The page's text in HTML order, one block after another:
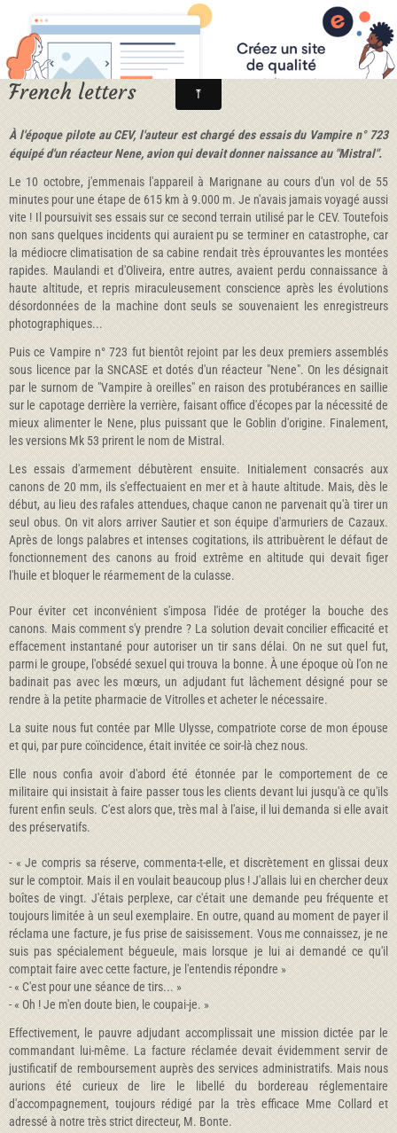
French letters
À l'époque pilote au CEV, l'auteur est chargé des essais du Vampire n° 723
équipé d'un réacteur Nene, avion qui devait donner naissance au "Mistral".
Le 10 octobre, j'emmenais l'appareil à Marignane au cours d'un vol de 55
minutes pour une étape de 615 km à 9.000 m. Je n'avais jamais voyagé aussi
vite ! Il poursuivit ses essais sur ce second terrain utilisé par le CEV. Toutefois
non sans quelques incidents qui auraient pu se terminer en catastrophe, car
la médiocre climatisation de sa cabine rendait très éprouvantes les montées
rapides. Maulandi et d'Oliveira, entre autres, avaient perdu connaissance à
haute altitude, et repris miraculeusement conscience après les évolutions
désordonnées de la machine dont seuls se souvenaient les enregistreurs
photographiques...
Puis ce Vampire n° 723 fut bientôt rejoint par les deux premiers assemblés
sous licence par la SNCASE et dotés d'un réacteur "Nene". On les désignait
par le surnom de "Vampire à oreilles" en raison des protubérances en saillie
sur le capotage derrière la verrière, faisant office d'écopes par la nécessité de
mieux alimenter le Nene, plus puissant que le Goblin d'origine. Finalement,
les versions Mk 53 prirent le nom de Mistral.
Les essais d'armement débutèrent ensuite. Initialement consacrés aux
canons de 20 mm, ils s'effectuaient en mer et à haute altitude. Mais, dès le
début, au lieu des rafales attendues, chaque canon ne parvenait qu'à tirer un
seul obus. On vit alors arriver Sautier et son équipe d'armuriers de Cazaux.
Après de longs palabres et intenses cogitations, ils attribuèrent le défaut de
fonctionnement des canons au froid extrême en altitude qui devait figer
l'huile et bloquer le réarmement de la culasse.
Pour éviter cet inconvénient s'imposa l'idée de protéger la bouche des
canons. Mais comment s'y prendre ? La solution devait concilier efficacité et
effacement instantané pour autoriser un tir sans délai. On ne sut quel fut,
parmi le groupe, l'obsédé sexuel qui trouva la bonne. À une époque où l'on ne
badinait pas avec les mœurs, un adjudant fut lâchement désigné pour se
rendre à la petite pharmacie de Vitrolles et acheter le nécessaire.
La suite nous fut contée par Mlle Ulysse, compatriote corse de mon épouse
et qui, par pure coïncidence, était invitée ce soir-là chez nous.
Elle nous confia avoir d'abord été étonnée par le comportement de ce
militaire qui insistait à faire passer tous les clients devant lui jusqu'à ce qu'ils
furent enfin seuls. C'est alors que, très mal à l'aise, il lui demanda si elle avait
des préservatifs.
- « Je compris sa réserve, commenta-t-elle, et discrètement en glissai deux
sur le comptoir. Mais il en voulait beaucoup plus ! J'allais lui en chercher deux
boîtes de vingt. J'étais perplexe, car c'était une demande peu fréquente et
toujours limitée à un seul exemplaire. En outre, quand au moment de payer il
réclama une facture, je fus prise de saisissement. Vous me connaissez, je ne
suis pas spécialement bégueule, mais lorsque je lui ai demandé ce qu'il
comptait faire avec cette facture, je l'entendis répondre »
- « C'est pour une séance de tirs... »
- « Oh ! Je m'en doute bien, le coupai-je. »
Effectivement, le pauvre adjudant accomplissait une mission dictée par le
commandant lui-même. La facture réclamée devait évidemment servir de
justificatif de remboursement auprès des services administratifs. Mais nous
aurions été curieux de lire le libellé du bordereau réglementaire
d'accompagnement, toujours rédigé par la très efficace Mme Collard et
adressé à notre très strict directeur, M. Bonte.